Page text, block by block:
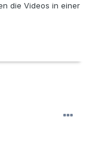
die Videos in einer